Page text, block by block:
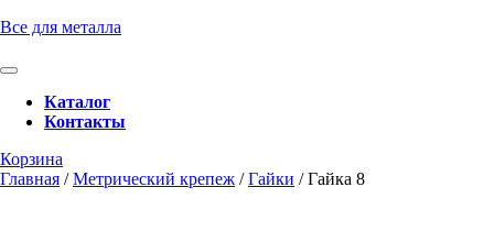
Перейти
содержимому
Все для металла
Кнопка
ОткрытьКаталог
Контакты
Кнопка
Закрыть
Корзина
консультацию
Главная /Метрический крепеж /Гайки / Гайка 8